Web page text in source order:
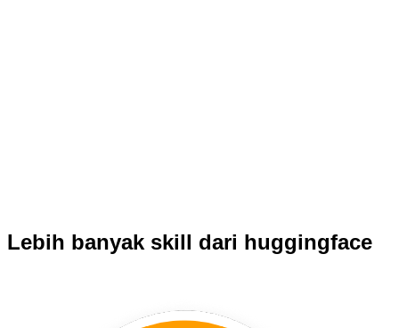
Lebih banyak skill dari huggingface